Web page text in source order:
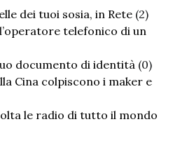
dei tuoi sosia, in Rete (2)
telefonico di un
documento di identità (0)
Cina colpiscono i maker e
le radio di tutto il mondo